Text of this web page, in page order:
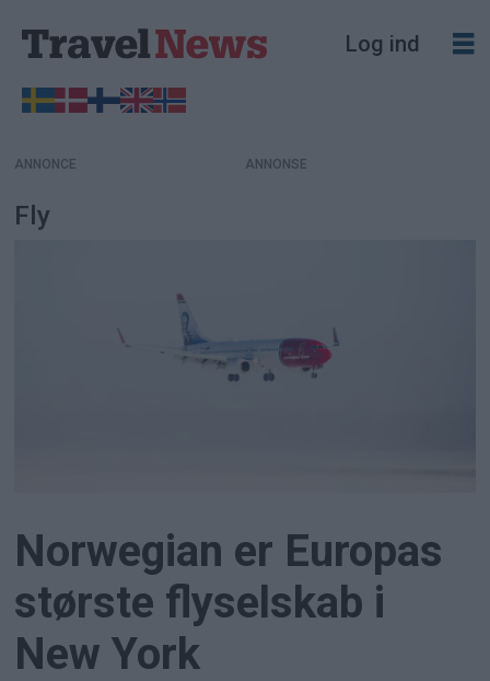
Log ind
ANNONCE
Fly
Norwegian er Europas
største flyselskab i
New York